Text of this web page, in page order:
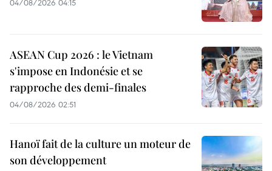
04/08/2026 04:15
ASEAN Cup 2026 : le Vietnam
s'impose en Indonésie et se
rapproche des demi-finales
04/08/2026 02:51
Hanoï fait de la culture un moteur de
son développement